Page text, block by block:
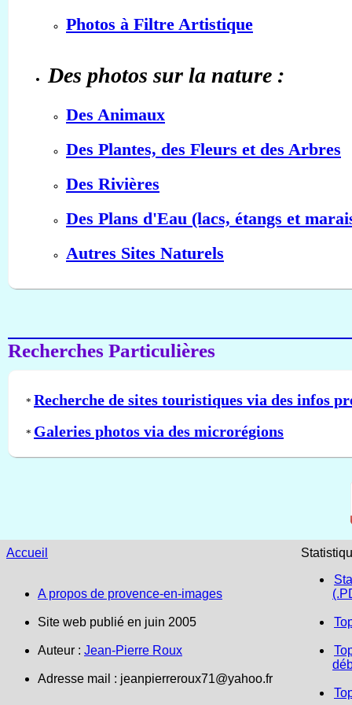
Photos à Filtre Artistique
Des photos sur la nature :
Des Animaux
Des Plantes, des Fleurs et des Arbres
Des Rivières
Des Plans d'Eau (lacs, étangs et
Autres Sites Naturels
Recherches Particulières
* Recherche de sites touristiques via des infos
* Galeries photos via des microrégions
Accueil
A propos de provence-en-images
Site web publié en juin 2005
Auteur : Jean-Pierre Roux
Adresse mail : jeanpierreroux71@yahoo.fr